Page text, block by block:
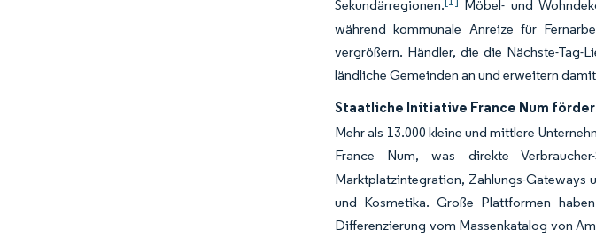
Sekundärregionen.
Möbel- und
während kommunale Anreize für
vergrößern. Händler, die die Nächste-Tag-
ländliche Gemeinden an und erweitern
Staatliche Initiative France Num
Mehr als 13.000 kleine und mittlere
France Num, was direkte
Marktplatzintegration, Zahlungs-Gateways
und Kosmetika. Große Plattformen
Differenzierung vom Massenkatalog von